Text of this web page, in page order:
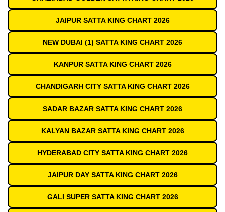
JAIPUR SATTA KING CHART 2026
NEW DUBAI (1) SATTA KING CHART 2026
KANPUR SATTA KING CHART 2026
CHANDIGARH CITY SATTA KING CHART 2026
SADAR BAZAR SATTA KING CHART 2026
KALYAN BAZAR SATTA KING CHART 2026
HYDERABAD CITY SATTA KING CHART 2026
JAIPUR DAY SATTA KING CHART 2026
GALI SUPER SATTA KING CHART 2026